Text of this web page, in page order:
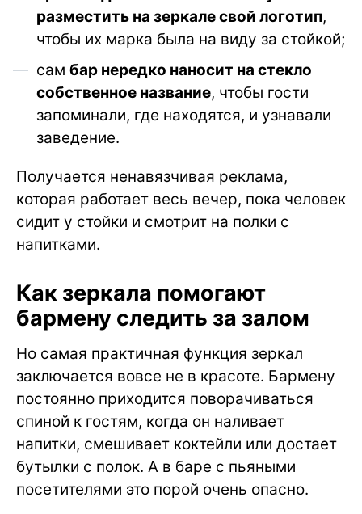
разместить на зеркале свой логотип,
чтобы их марка была на виду за стойкой;
сам бар нередко наносит на стекло
собственное название, чтобы гости
запоминали, где находятся, и узнавали
заведение.
Получается ненавязчивая реклама,
которая работает весь вечер, пока человек
сидит у стойки и смотрит на полки с
напитками.
Как зеркала помогают
бармену следить за залом
Но самая практичная функция зеркал
заключается вовсе не в красоте. Бармену
постоянно приходится поворачиваться
спиной к гостям, когда он наливает
напитки, смешивает коктейли или достает
бутылки с полок. А в баре с пьяными
посетителями это порой очень опасно.